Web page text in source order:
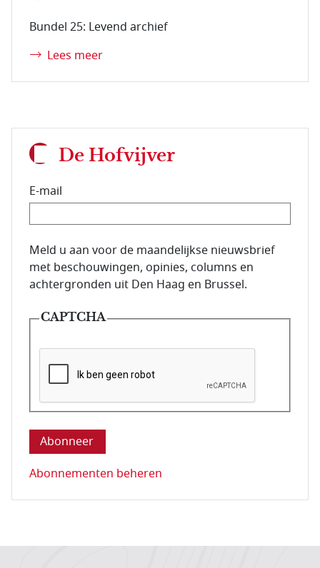
Bundel 25: Levend archief
Lees meer
De Hofvijver
E-mail
E-mailadres van de abonnee.
Meld u aan voor de maandelijkse nieuwsbrief
met beschouwingen, opinies, columns en
achtergronden uit Den Haag en Brussel.
CAPTCHA
Deze vraag is om te controleren dat u een mens
Abonnementen beheren